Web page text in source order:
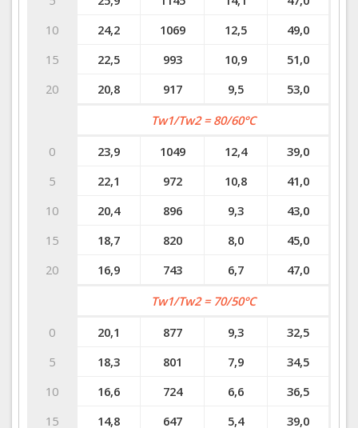
10
15
20
24,2
1069 12,5
49,0
22,5
993 10,9
51,0
20,8
917 9,5 53,0
0
5
10
15
20
Tw1/Tw2 = 80/60°C
23,9
1049 12,4
39,0
22,1
972 10,8
41,0
20,4
896 9,3
43,0
18,7
820 8,0
45,0
16,9
743 6,7 47,0
0
5
10
15
Tw1/Tw2 = 70/50°C
20,1
877 9,3
32,5
18,3
801 7,9
34,5
16,6
724 6,6
36,5
14,8
647 5,4 39,0